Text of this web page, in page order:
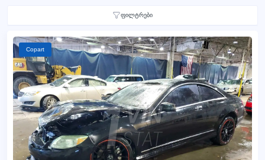
ფილტრები
Copart